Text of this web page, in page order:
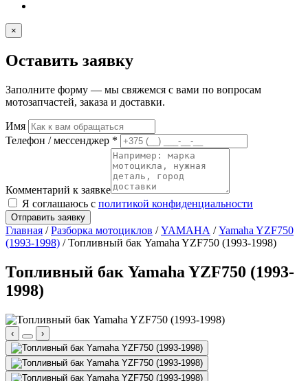
×
Оставить заявку
Заполните форму — мы свяжемся с вами по вопросам
мотозапчастей, заказа и доставки.
Имя
Телефон / мессенджер *
Комментарий к заявке
Я соглашаюсь с политикой конфиденциальности
Отправить заявку
Главная /Разборка мотоциклов /YAMAHA /Yamaha YZF750
(1993-1998) / Топливный бак Yamaha YZF750 (1993-1998)
Топливный бак Yamaha YZF750 (1993-
1998)
‹ ›